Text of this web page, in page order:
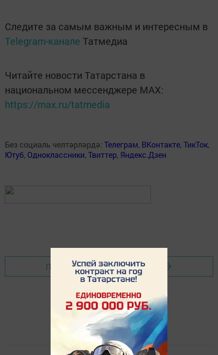
Следите за самым важным и интересным в
Telegram-канале Татмедиа
Читайте новости Татарстана в
национальном мессенджере MАХ:
https://max.ru/tatmedia
Без социаль челтәрләрдә: Телеграм, ВКонтакте,ТикТок,
Ютуб, Одноклассники,Твиттер, Яндекс.Дзен
Перейти на страницу новости